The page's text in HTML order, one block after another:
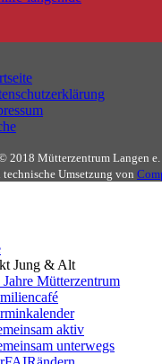
2018 Mütterzentrum Langen e.
technische Umsetzung von
Jung & Alt
Jahre Mütterzentrum
aktiv
unterwegs